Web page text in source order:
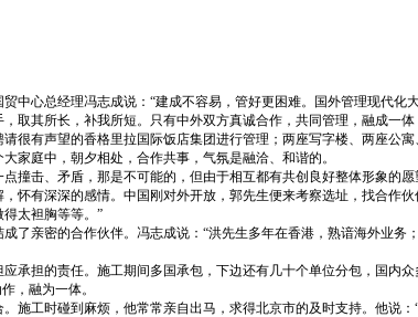
中心总经理冯志成说：“建成不容易，管好更困难。国外管理现代
取其所长，补我所短。只有中外双方真诚合作，共同管理，融成一体
有声望的香格里拉国际饭店集团进行管理；两座写字楼、两座公
家庭中，朝夕相处，合作共事，气氛是融洽、和谐的。
击、矛盾，那是不可能的，但由于相互都有共创良好整体形象的
怀有深深的感情。中国刚对外开放，郭先生便来考察选址，找合作
太袒胸等等。”
了亲密的合作伙伴。冯志成说：“洪先生多年在香港，熟谙海外业
承担的责任。施工期间多国承包，下边还有几十个单位分包，国内
，融为一体。
施工时碰到麻烦，他常常亲自出马，求得北京市的及时支持。他说